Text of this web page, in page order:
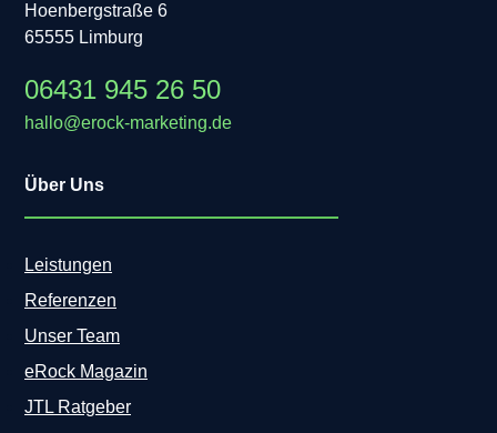
Hoenbergstraße 6
65555 Limburg
06431 945 26 50
hallo@erock-marketing.de
Über Uns
Leistungen
Referenzen
Unser Team
eRock Magazin
JTL Ratgeber